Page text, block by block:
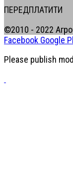
ПЕРЕДПЛАТИТИ
©2010 - 2022
Facebook Google
Please publish